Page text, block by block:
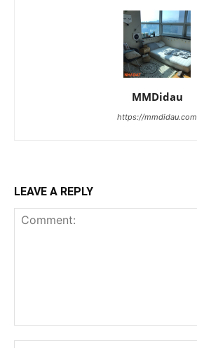
MMDidau
https://mmdidau.com
LEAVE A REPLY